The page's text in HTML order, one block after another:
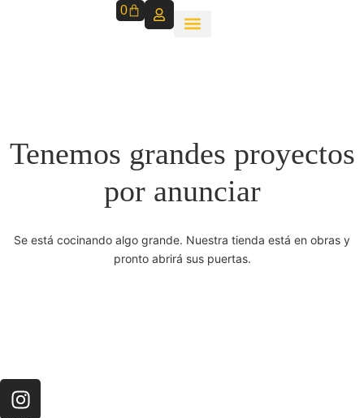
0
Tenemos grandes proyectos
por anunciar
Se está cocinando algo grande. Nuestra tienda está en obras y
pronto abrirá sus puertas.